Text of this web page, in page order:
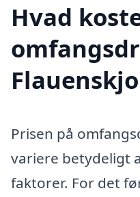
Hvad
Prisen på
variere betydeligt
faktorer. For det